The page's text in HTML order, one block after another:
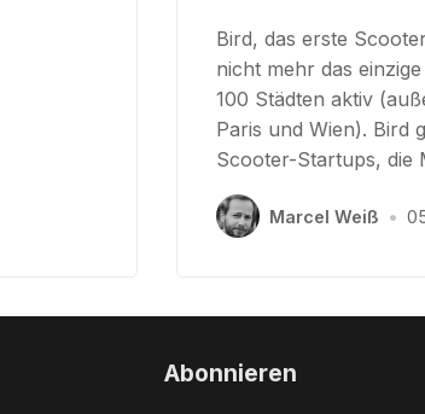
Bird, das erste
nicht mehr das
100 Städten aktiv
Paris und Wien). Bird
Scooter-Startups, die
Marcel Weiß •
Abonnieren